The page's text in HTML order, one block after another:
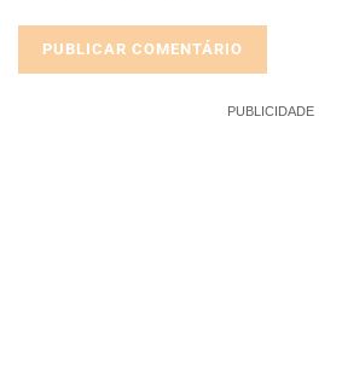
PUBLICIDADE